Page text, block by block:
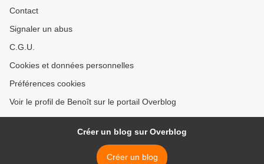
Contact
Signaler un abus
C.G.U.
Cookies et données personnelles
Préférences cookies
Voir le profil de Benoît sur le portail Overblog
Créer un blog sur Overblog
Créer un blog